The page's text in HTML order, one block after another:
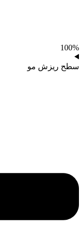
100%
سطح ریزش مو